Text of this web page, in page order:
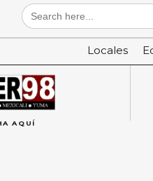
Search
for:
Locales
AQUÍ